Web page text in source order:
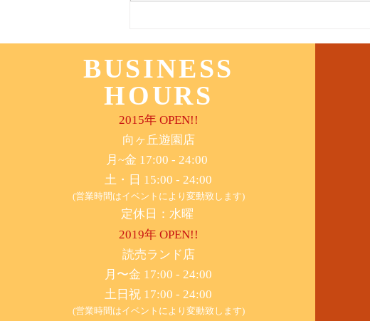
BUSINESS
HOURS
2015年 OPEN!!
​向ヶ丘遊園店
月~金 17:00 - 24:00
土・日 15:00 - 24:00
(営業時間はイベントにより変動致します)
定休日：水曜
2019年 OPEN!!
​読売ランド店
月〜金 17:00 - 24:00
土日祝 17:00 - 24:00
(営業時間はイベントにより変動致します)